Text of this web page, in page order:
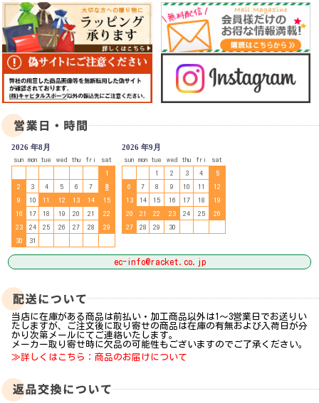
2026 年8月
sun mon tue wed thu fri
sat
1
2
3 4 5 6 7
8
9
10 11 12 13 14
15
16
17 18 19 20 21
22
23
24 25 26 27 28
29
30
31
2026 年9月
sun mon tue wed thu fri
sat
1
2 3 4
5
6
7 8 9 10 11
12
13
14 15 16 17 18
19
20
21 22 23 24 25
26
27
28 29 30
ec-info@racket.co.jp
当店に在庫がある商品は前払い・加工商品以外は1～3営業日でお送りい
たしますが、ご注文後に取り寄せの商品は在庫の有無および入荷日が分
かり次第メールにてご連絡いたします。
メーカー取り寄せ時に欠品の可能性もございますのでご了承ください。
≫詳しくはこちら：商品のお届けについて